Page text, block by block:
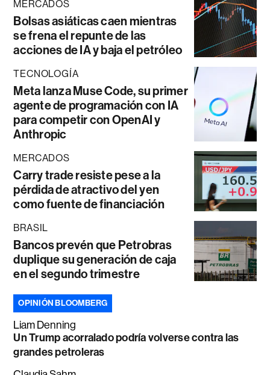
MERCADOS
Bolsas asiáticas caen mientras
se frena el repunte de las
acciones de IA y baja el petróleo
TECNOLOGÍA
Meta lanza Muse Code, su primer
agente de programación con IA
para competir con OpenAI y
Anthropic
MERCADOS
Carry trade resiste pese a la
pérdida de atractivo del yen
como fuente de financiación
BRASIL
Bancos prevén que Petrobras
duplique su generación de caja
en el segundo trimestre
OPINIÓN BLOOMBERG
Liam Denning
Un Trump acorralado podría volverse contra las
grandes petroleras